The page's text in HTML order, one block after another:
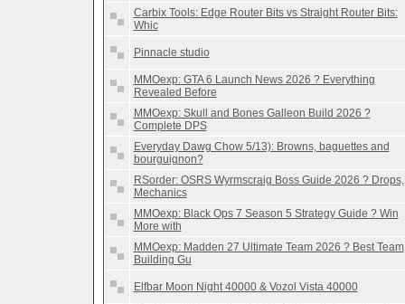
Carbix Tools: Edge Router Bits vs Straight Router Bits:
Whic
Pinnacle studio
MMOexp: GTA 6 Launch News 2026 ? Everything
Revealed Before
MMOexp: Skull and Bones Galleon Build 2026 ?
Complete DPS
Everyday Dawg Chow 5/13): Browns, baguettes and
bourguignon?
RSorder: OSRS Wyrmscraig Boss Guide 2026 ? Drops,
Mechanics
MMOexp: Black Ops 7 Season 5 Strategy Guide ? Win
More with
MMOexp: Madden 27 Ultimate Team 2026 ? Best Team
Building Gu
Elfbar Moon Night 40000 & Vozol Vista 40000